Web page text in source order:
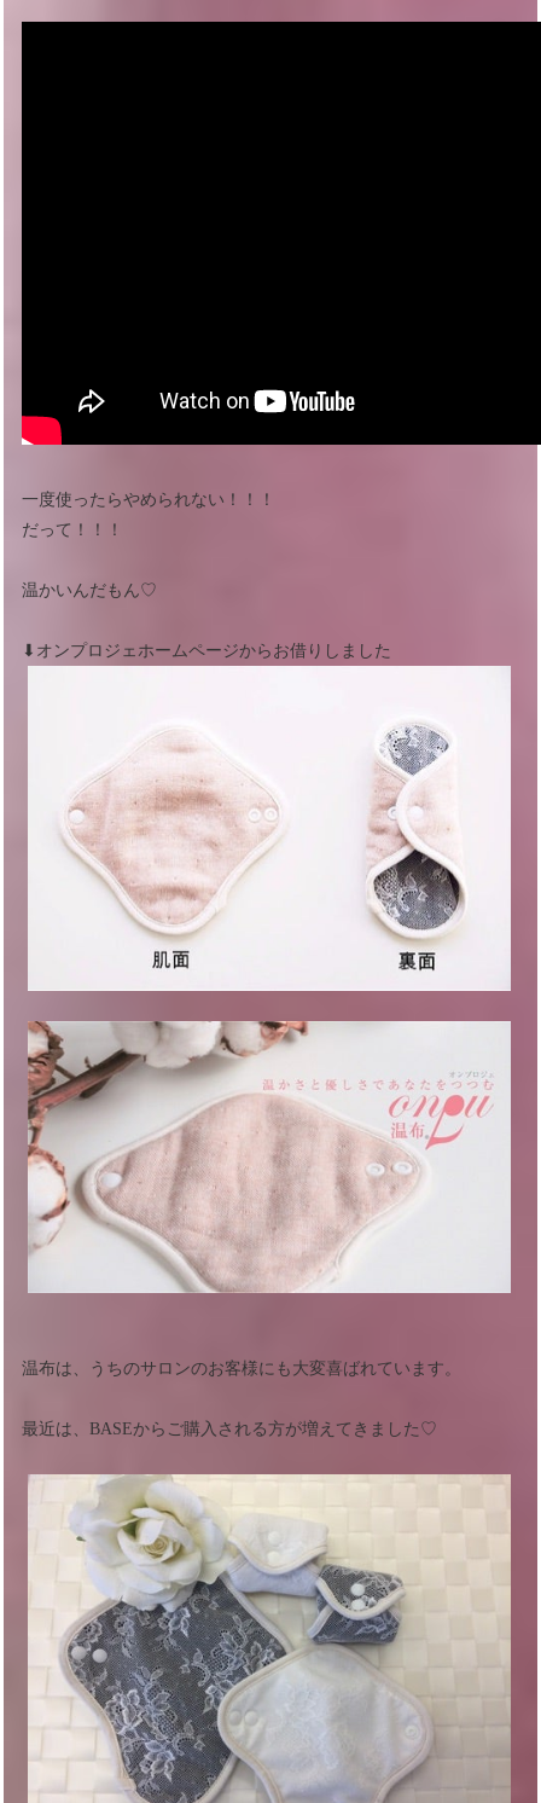
一度使ったらやめられない！！！
だって！！！
温かいんだもん♡
⬇︎オンプロジェホームページからお借りしました
温布は、うちのサロンのお客様にも大変喜ばれています。
最近は、BASEからご購入される方が増えてきました♡